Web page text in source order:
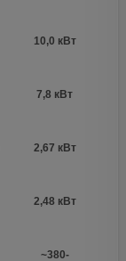
10,0 кВт
7,8 кВт
2,67 кВт
2,48 кВт
~380-